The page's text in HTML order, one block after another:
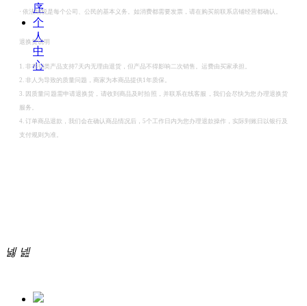
序
个
人
中
心
· 依法纳税是每个公司、公民的基本义务。如消费都需要发票，请在购买前联系店铺经营都确认。
退换货说明
1. 非书刊类产品支持7天内无理由退货，但产品不得影响二次销售。运费由买家承担。
2. 非人为导致的质量问题，商家为本商品提供1年质保。
3. 因质量问题需申请退换货，请收到商品及时拍照，并联系在线客服，我们会尽快为您办理退换货
服务。
4. 订单商品退款，我们会在确认商品情况后，5个工作日内为您办理退款操作，实际到账日以银行及
支付规则为准。
넳 넲